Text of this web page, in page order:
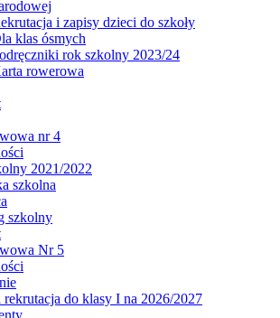
i zapisy dzieci do szkoły
klas ósmych
rok szkolny 2023/24
rowerowa
nr 4
2021/2022
szkolna
szkolny
Nr 5
rekrutacja do klasy I na 2026/2027